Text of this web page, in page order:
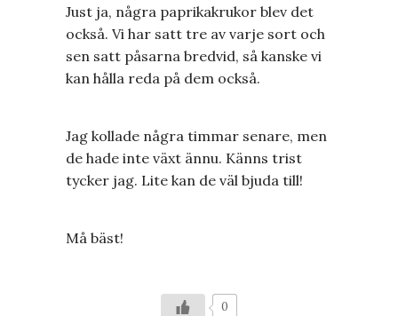
Just ja, några paprikakrukor blev det
också. Vi har satt tre av varje sort och
sen satt påsarna bredvid, så kanske vi
kan hålla reda på dem också.
Jag kollade några timmar senare, men
de hade inte växt ännu. Känns trist
tycker jag. Lite kan de väl bjuda till!
Må bäst!
0